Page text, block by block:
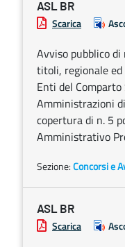
ASL BR
Scarica
Avviso pubblico
titoli, regionale
Enti del
Amministrazioni
copertura di n. 5
Amministrativo
Sezione:Concorsi e
ASL BR
Scarica